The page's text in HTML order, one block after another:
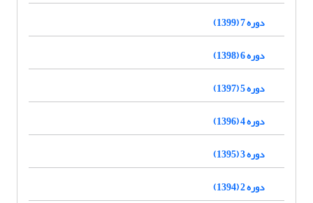
دوره 7 (1399)
دوره 6 (1398)
دوره 5 (1397)
دوره 4 (1396)
دوره 3 (1395)
دوره 2 (1394)